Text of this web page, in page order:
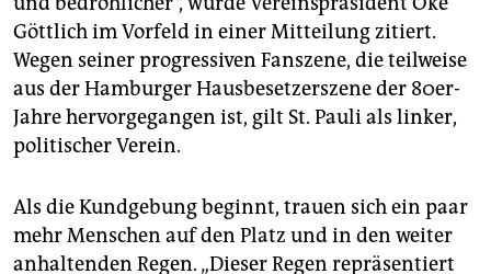
Göttlich im Vorfeld in einer Mitteilung zitiert.
Wegen seiner progressiven Fanszene, die teilweise
aus der Hamburger Hausbesetzerszene der 80er-
Jahre hervorgegangen ist, gilt St. Pauli als linker,
politischer Verein.
Als die Kundgebung beginnt, trauen sich ein paar
mehr Menschen auf den Platz und in den weiter
anhaltenden Regen. „Dieser Regen repräsentiert